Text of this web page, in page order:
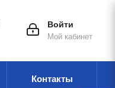
Войти
Мой кабинет
Контакты